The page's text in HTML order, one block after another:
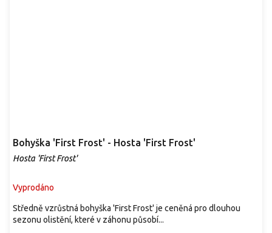
Bohyška 'First Frost' - Hosta 'First Frost'
Hosta 'First Frost'
Vyprodáno
Středně vzrůstná bohyška 'First Frost' je ceněná pro dlouhou
sezonu olistění, které v záhonu působí...